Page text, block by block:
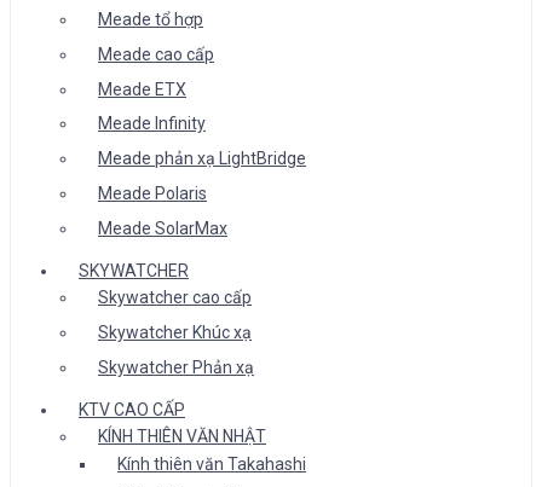
Meade tổ hợp
Meade cao cấp
Meade ETX
Meade Infinity
Meade phản xạ LightBridge
Meade Polaris
Meade SolarMax
SKYWATCHER
Skywatcher cao cấp
Skywatcher Khúc xạ
Skywatcher Phản xạ
KTV CAO CẤP
KÍNH THIÊN VĂN NHẬT
Kính thiên văn Takahashi